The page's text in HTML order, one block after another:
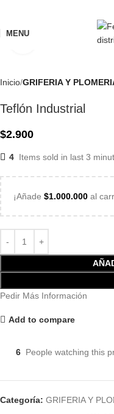
MENU
Inicio GRIFERIA Y
Teflón Industrial
$2.900
4 Items sold in last 3
¡Añade $1.000.000 al
Pedir Más Información
Add to compare
6 People watching this
Categoría: GRIFERIA Y